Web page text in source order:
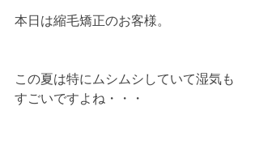
本日は縮毛矯正のお客様。
この夏は特にムシムシしていて湿気も
すごいですよね・・・